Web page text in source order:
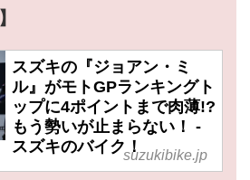
スズキの『ジョアン・ミ
ル』がモトGPランキングト
ップに4ポイントまで肉薄!?
もう勢いが止まらない！ -
スズキのバイク！suzukibike.jp